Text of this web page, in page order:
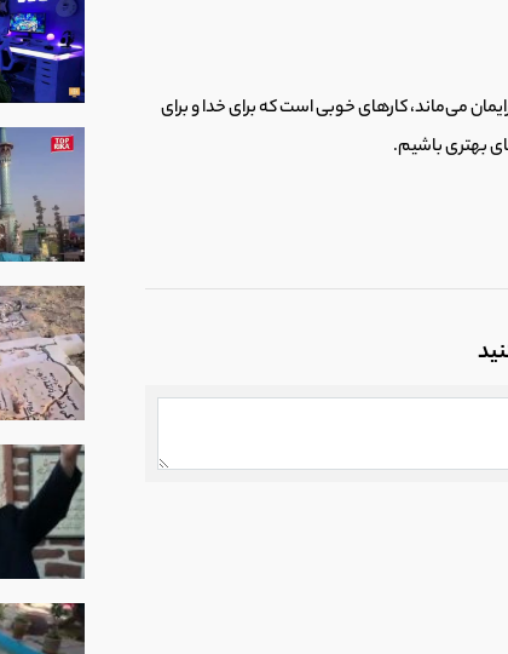
می‌ماند، کارهای خوبی است که برای خدا و برای
بهتری باشیم.